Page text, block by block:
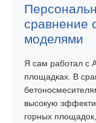
сравнение
моделями
Я сам работал с
площадках. В
высокую
горных